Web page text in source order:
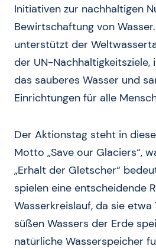
Initiativen zur nachhaltigen
Bewirtschaftung von
unterstützt der
der UN-Nachhaltigkeitsziele,
das sauberes Wasser und
Einrichtungen für alle
Der Aktionstag steht in
Motto „Save our Glaciers“,
„Erhalt der Gletscher“
spielen eine entscheidende
Wasserkreislauf, da sie
süßen Wassers der Erde
natürliche Wasserspeicher